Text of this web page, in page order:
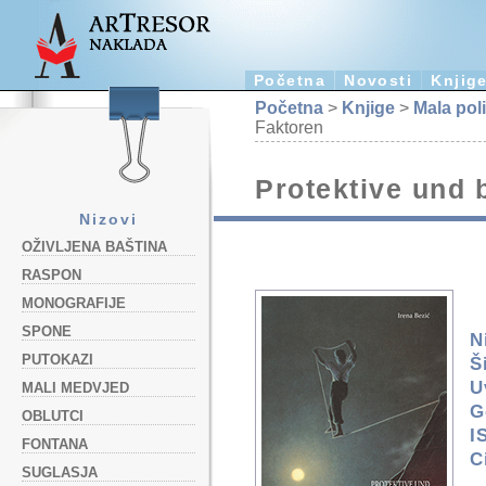
Početna Novosti
Nizovi
OŽIVLJENA BAŠTINA
RASPON
MONOGRAFIJE
SPONE
PUTOKAZI
MALI MEDVJED
OBLUTCI
FONTANA
SUGLASJA
Početna > Knjige > Mala
Faktoren
Protektive und